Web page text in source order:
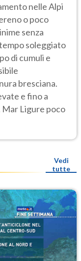
nelle Alpi
o poco
senza
soleggiato
di cumuli e
bresciana.
e fino a
Mar Ligure poco
Vedi
tutte